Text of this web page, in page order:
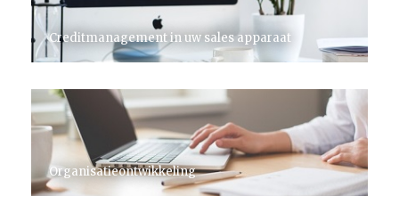
Creditmanagement in uw sales apparaat
Organisatieontwikkeling